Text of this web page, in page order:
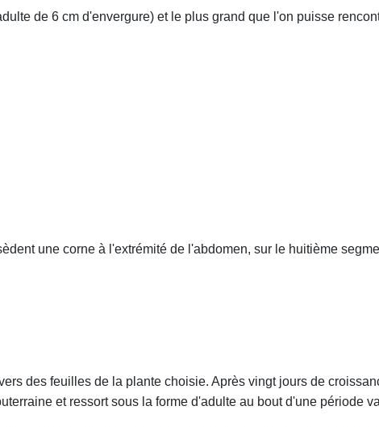
de 6 cm d'envergure) et le plus grand que l'on puisse
une corne à l'extrémité de l'abdomen, sur le huitième
des feuilles de la plante choisie. Après vingt jours de
et ressort sous la forme d'adulte au bout d'une période